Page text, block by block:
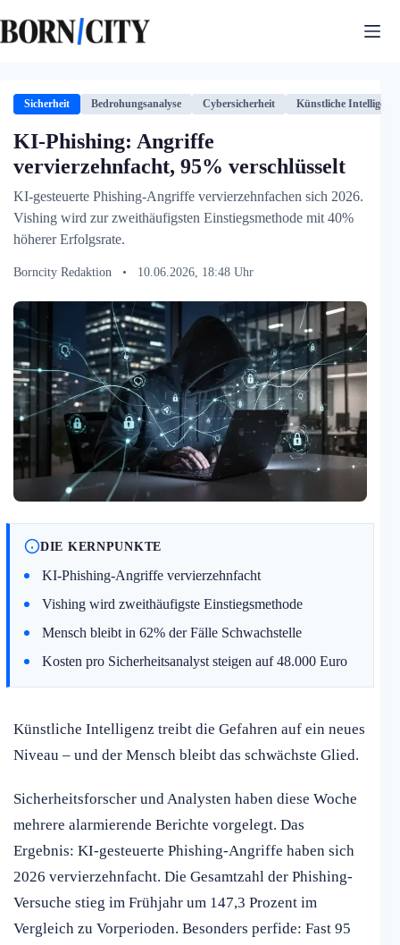
Inhalt
springen
Sicherheit Bedrohungsanalyse Cybersicherheit Künstliche Intelligenz
KI-Phishing: Angriffe
vervierzehnfacht, 95% verschlüsselt
KI-gesteuerte Phishing-Angriffe vervierzehnfachen sich 2026.
Vishing wird zur zweithäufigsten Einstiegsmethode mit 40%
höherer Erfolgsrate.
Borncity Redaktion • 10.06.2026, 18:48 Uhr
DIE KERNPUNKTE
KI-Phishing-Angriffe vervierzehnfacht
Vishing wird zweithäufigste Einstiegsmethode
Mensch bleibt in 62% der Fälle Schwachstelle
Kosten pro Sicherheitsanalyst steigen auf 48.000 Euro
Künstliche Intelligenz treibt die Gefahren auf ein neues
Niveau – und der Mensch bleibt das schwächste Glied.
Sicherheitsforscher und Analysten haben diese Woche
mehrere alarmierende Berichte vorgelegt. Das
Ergebnis: KI-gesteuerte Phishing-Angriffe haben sich
2026 vervierzehnfacht. Die Gesamtzahl der Phishing-
Versuche stieg im Frühjahr um 147,3 Prozent im
Vergleich zu Vorperioden. Besonders perfide: Fast 95